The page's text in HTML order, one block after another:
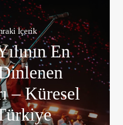
İçerik
En
– Küresel